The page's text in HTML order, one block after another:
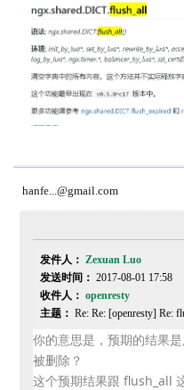
hanfe...@gmail.com
发件人： Zexuan Luo
发送时间： 2017-08-01 17:58
收件人： openresty
主题： Re: Re: [openresty] Re:
你的意思是，预期的结果
被删除？
这个预期结果跟 flush_all